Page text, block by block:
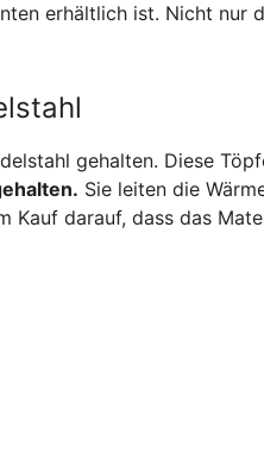
erhältlich ist. Nicht
gehalten. Diese
Sie leiten die
Kauf darauf, dass das